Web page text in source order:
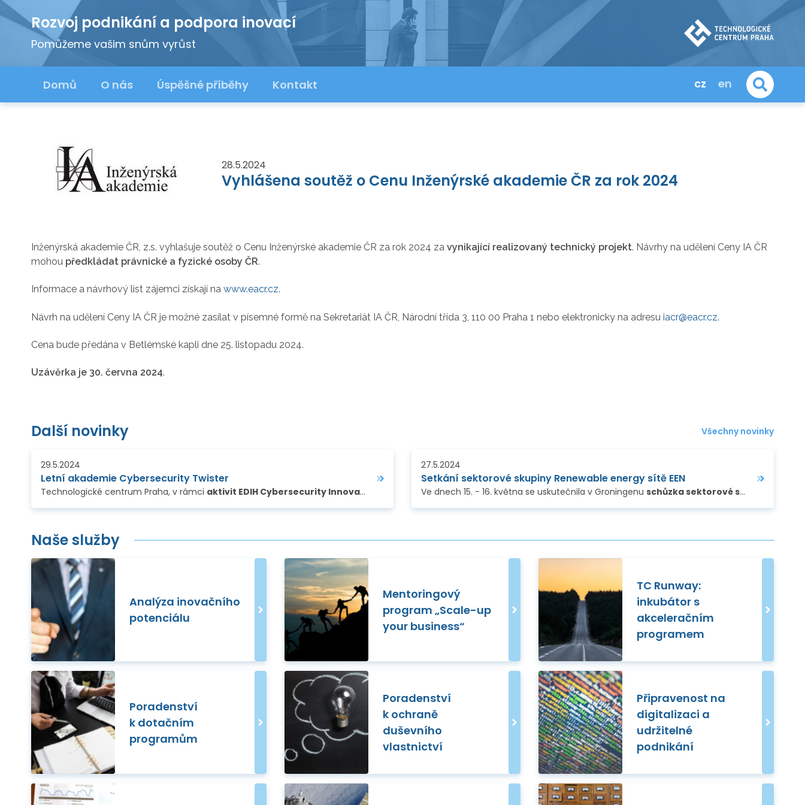
Rozvoj podnikání a podpora inovací
Pomůžeme vašim snům vyrůst
Domů O nás Úspěšné příběhy Kontakt cz en
28.5.2024
Vyhlášena soutěž o Cenu Inženýrské akademie ČR za rok 2024
Inženýrská akademie ČR, z.s. vyhlašuje soutěž o Cenu Inženýrské akademie ČR za rok 2024 za vynikající realizovaný technický projekt. Návrhy na udělení Ceny IA ČR
mohou předkládat právnické a fyzické osoby ČR.
Informace a návrhový list zájemci získají na www.eacr.cz.
Návrh na udělení Ceny IA ČR je možné zasílat v písemné formě na Sekretariát IA ČR, Národní třída 3, 110 00 Praha 1 nebo elektronicky na adresu iacr@eacr.cz.
Cena bude předána v Betlémské kapli dne 25. listopadu 2024.
Uzávěrka je 30. června 2024.
Další novinky Všechny novinky
29.5.2024
Letní akademie Cybersecurity Twister
Technologické centrum Praha, v rámci aktivit EDIH Cybersecurity Innovation Hub , zve na letní akademii Cybersecurity Twister, kterápodpoří znalosti a dovednosti
27.5.2024
Setkání sektorové skupiny Renewable energy sítě EEN
Ve dnech 15. - 16. května se uskutečnila v Groningenu schůzka sektorové skupiny Renewable energy
Naše služby
Analýza inovačního
potenciálu
Mentoringový
program „Scale-up
your business“
TC Runway:
inkubátor s
akceleračním
programem
Poradenství
k dotačním
programům
Poradenství
k ochraně
duševního
vlastnictví
Připravenost na
digitalizaci a
udržitelné
podnikání